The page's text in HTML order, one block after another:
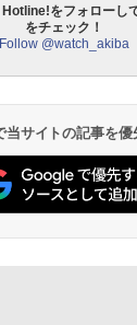
をフォローし
をチェック！
Follow @watch_akiba
サイトの記事を優